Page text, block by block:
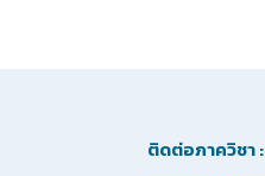
ติดต่อภาควิชา :